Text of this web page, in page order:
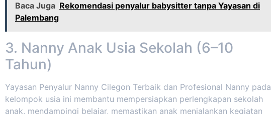
Baca Juga Rekomendasi penyalur babysitter tanpa Yayasan di
Palembang
3. Nanny Anak Usia Sekolah (6–10
Tahun)
Yayasan Penyalur Nanny Cilegon Terbaik dan Profesional Nanny pada
kelompok usia ini membantu mempersiapkan perlengkapan sekolah
anak, mendampingi belajar, memastikan anak menjalankan kegiatan